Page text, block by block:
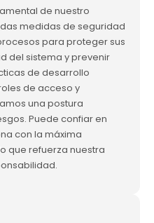
de nuestro
medidas de seguridad
para proteger sus
del sistema y prevenir
de desarrollo
de acceso y
una postura
Puede confiar en
con la máxima
que refuerza nuestra